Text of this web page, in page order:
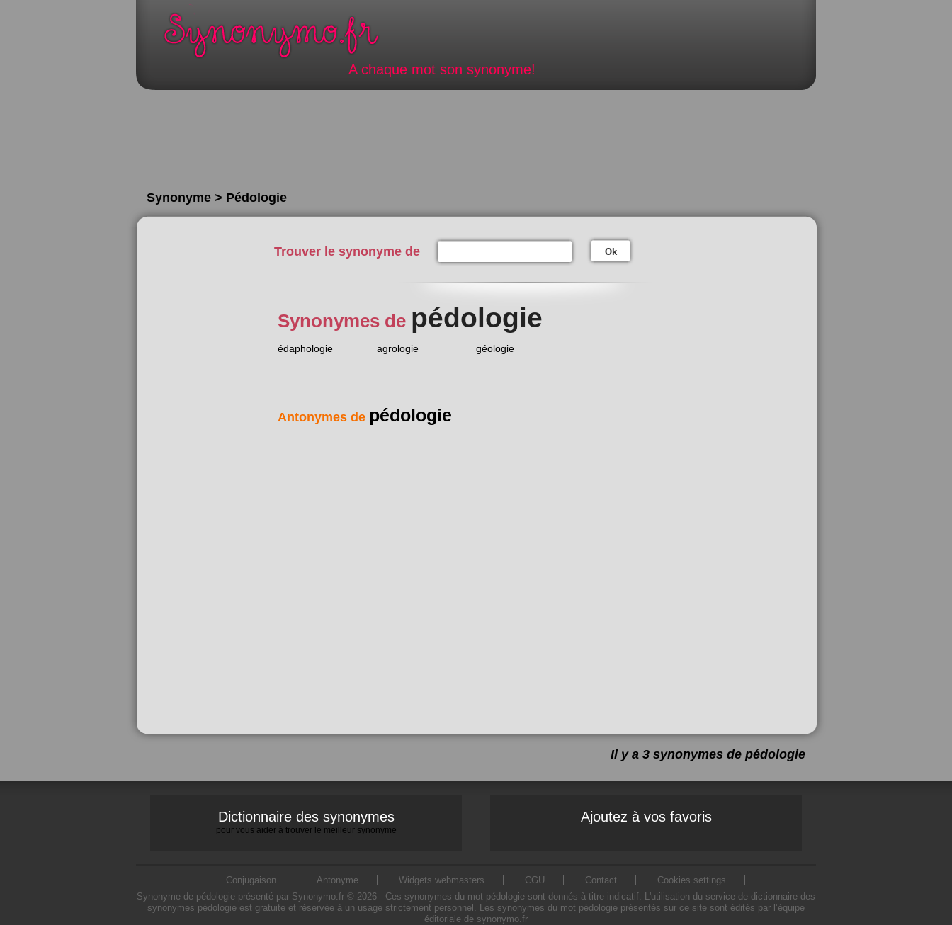
A chaque mot son synonyme!
Synonyme > Pédologie
Trouver le synonyme de Ok
Synonymes de pédologie
édaphologie agrologie géologie
Antonymes de pédologie
Il y a 3 synonymes de pédologie
Dictionnaire des synonymes
pour vous aider à trouver le meilleur synonyme
Ajoutez à vos favoris
Conjugaison Antonyme Widgets webmasters CGU Contact
Cookies settings
Synonyme de pédologie présenté par Synonymo.fr © 2026 - Ces synonymes du mot pédologie sont donnés à titre indicatif. L'utilisation du service de dictionnaire des
synonymes pédologie est gratuite et réservée à un usage strictement personnel. Les synonymes du mot pédologie présentés sur ce site sont édités par l’équipe
éditoriale de synonymo.fr